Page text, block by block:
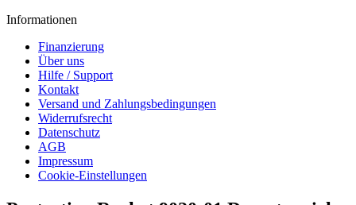
Informationen
Finanzierung
Über uns
Hilfe / Support
Kontakt
Versand und Zahlungsbedingungen
Widerrufsrecht
Datenschutz
AGB
Impressum
Cookie-Einstellungen